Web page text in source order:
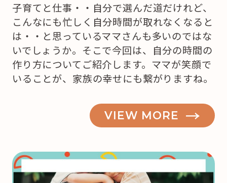
子育てと仕事・・自分で選んだ道だけれど、
こんなにも忙しく自分時間が取れなくなると
は・・と思っているママさんも多いのではな
いでしょうか。そこで今回は、自分の時間の
作り方についてご紹介します。ママが笑顔で
いることが、家族の幸せにも繋がりますね。
VIEW MORE